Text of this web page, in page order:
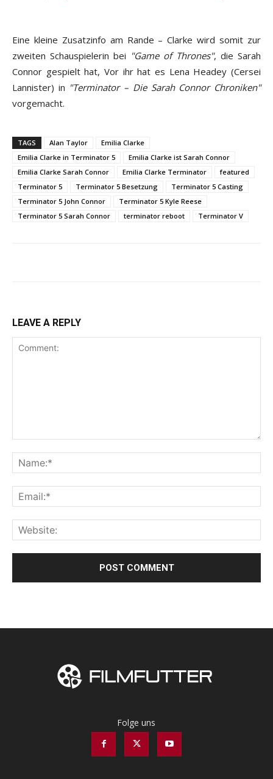
Eine kleine Zusatzinfo am Rande – Clarke wird somit zur
zweiten Schauspielerin bei "Game of Thrones", die Sarah
Connor gespielt hat, Vor ihr hat es Lena Headey (Cersei
Lannister) in "Terminator – Die Sarah Connor Chroniken"
vorgemacht.
TAGS Alan Taylor
Emilia Clarke
Emilia Clarke in Terminator 5
Emilia Clarke ist Sarah Connor
Emilia Clarke Sarah Connor
Emilia Clarke Terminator
featured
Terminator 5
Terminator 5 Besetzung
Terminator 5 Casting
Terminator 5 John Connor
Terminator 5 Kyle Reese
Terminator 5 Sarah Connor
terminator reboot Terminator V
LEAVE A REPLY
Folge uns